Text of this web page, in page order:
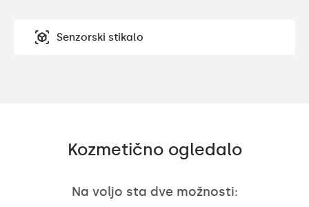
Senzorski stikalo
Kozmetično ogledalo
Na voljo sta dve možnosti: